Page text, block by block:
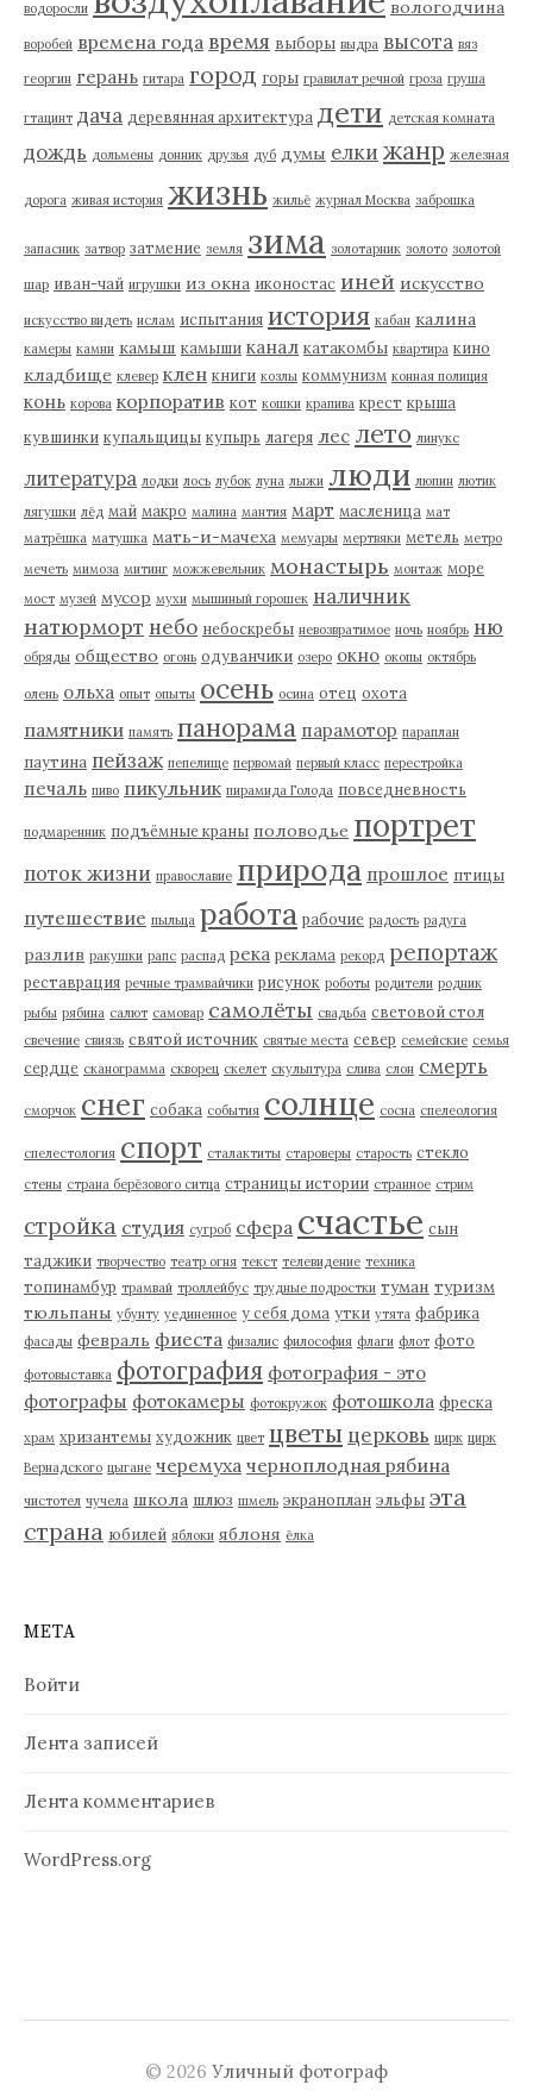
водоросли вологодчина
воробей времена года время выборы выдра высота вяз
георгин герань гитара город горы гравилат речной гроза груша
гтацинт дача деревянная архитектура дети детская комната
дождь дольмены донник друзья дуб думы елки жанр железная
дорога живая история жизнь жильё журнал Москва заброшка
запасник затвор затмение земля зима золотарник золото золотой
шар иван-чай игрушки из окна иконостас иней искусство
искусство видеть ислам испытания история кабан калина
камеры камни камыш камыши канал катакомбы квартира кино
кладбище клевер клен книги козлы коммунизм конная полиция
конь корова корпоратив кот кошки крапива крест крыша
кувшинки купальщицы купырь лагеря лес лето линукс
литература лодки лось лубок луна лыжи люди люпин лютик
лягушки лёд май макро малина мантия март масленица мат
матрёшка матушка мать-и-мачеха мемуары мертвяки метель метро
мечеть мимоза митинг можжевельник монастырь монтаж море
мост музей мусор мухи мышиный горошек наличник
натюрморт небо небоскребы невозвратимое ночь ноябрь ню
обряды общество огонь одуванчики озеро окно окопы октябрь
олень ольха опыт опыты осень осина отец охота
памятники память панорама парамотор параплан
паутина пейзаж пепелище первомай первый класс перестройка
печаль пиво пикульник пирамида Голода повседневность
подмаренник подъёмные краны половодье портрет
поток жизни православие природа прошлое птицы
путешествие пыльца работа рабочие радость радуга
разлив ракушки рапс распад река реклама рекорд репортаж
реставрация речные трамвайчики рисунок роботы родители родник
рыбы рябина салют самовар самолёты свадьба световой стол
свечение свиязь святой источник святые места север семейские семья
сердце сканограмма скворец скелет скульптура слива слон смерть
сморчок снег собака события солнце сосна спелеология
спелестология спорт сталактиты староверы старость стекло
стены страна берёзового ситца страницы истории странное стрим
стройка студия сугроб сфера счастье сын
таджики творчество театр огня текст телевидение техника
топинамбур трамвай троллейбус трудные подростки туман туризм
тюльпаны убунту уединенное у себя дома утки утята фабрика
фасады февраль фиеста физалис философия флаги флот фото
фотовыставка фотография фотография - это
фотографы фотокамеры фотокружок фотошкола фреска
храм хризантемы художник цвет цветы церковь цирк цирк
Вернадского цыгане черемуха черноплодная рябина
чистотел чучела школа шлюз шмель экраноплан эльфы эта
страна юбилей яблоки яблоня ёлка
МЕТА
Войти
Лента записей
Лента комментариев
WordPress.org
© 2026 Уличный фотограф